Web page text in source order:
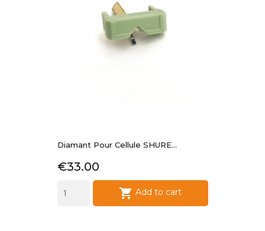
Diamant Pour Cellule SHURE...
Price
€33.00
 Add to cart